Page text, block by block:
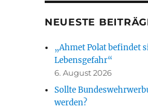
NEUESTE
„Ahmet Polat befindet
Lebensgefahr“
6. August 2026
Sollte
werden?